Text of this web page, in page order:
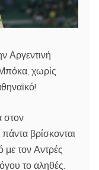
Αργεντινή
χωρίς
στον
βρίσκονται
με τον Αντρές
το αληθές.